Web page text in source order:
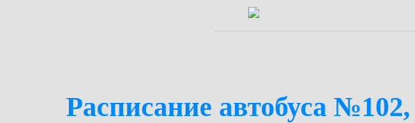
Расписание автобуса